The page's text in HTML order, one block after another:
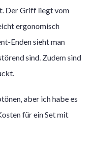
Der Griff liegt vom
ergonomisch
Enden sieht man
sind. Zudem sind
aber ich habe es
für ein Set mit